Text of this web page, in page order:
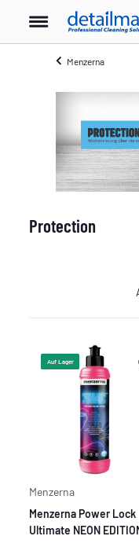
Menzerna
Protection
Auf Lager
Menzerna
Menzerna Power Lock
Ultimate NEON